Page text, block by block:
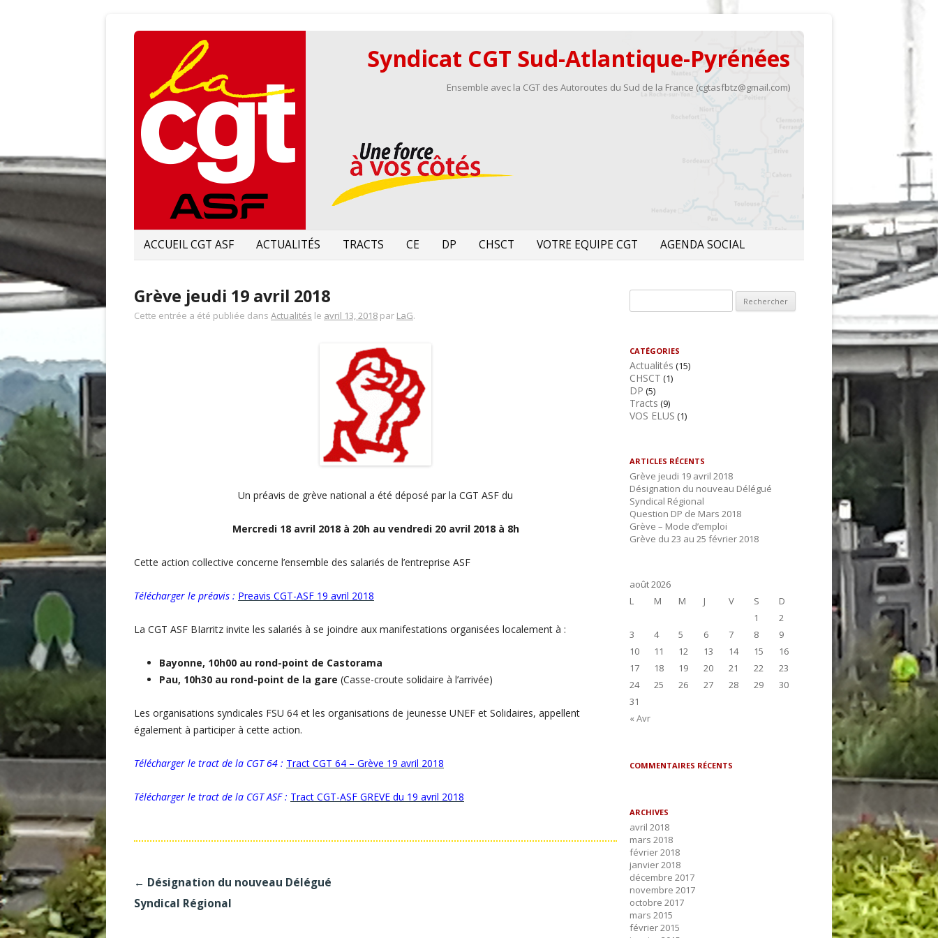
Syndicat CGT Sud-Atlantique-Pyrénées
Ensemble avec la CGT des Autoroutes du Sud de la France (cgtasfbtz@gmail.com)
au
ACCUEIL CGT ASF ACTUALITÉS TRACTS CE DP CHSCT VOTRE EQUIPE CGT AGENDA SOCIAL
Grève jeudi 19 avril 2018
Cette entrée a été publiée dans Actualités le avril 13, 2018 par LaG.
Un préavis de grève national a été déposé par la CGT ASF du
Mercredi 18 avril 2018 à 20h au vendredi 20 avril 2018 à 8h
Cette action collective concerne l’ensemble des salariés de l’entreprise ASF
Télécharger le préavis : Preavis CGT-ASF 19 avril 2018
La CGT ASF BIarritz invite les salariés à se joindre aux manifestations organisées localement à :
Bayonne, 10h00 au rond-point de Castorama
Pau, 10h30 au rond-point de la gare (Casse-croute solidaire à l’arrivée)
Les organisations syndicales FSU 64 et les organisations de jeunesse UNEF et Solidaires, appellent
également à participer à cette action.
Télécharger le tract de la CGT 64 : Tract CGT 64 – Grève 19 avril 2018
Télécharger le tract de la CGT ASF: Tract CGT-ASF GREVE du 19 avril 2018
Navigation
des
← Désignation du nouveau Délégué
Syndical Régional
e
h
e
r
c
h
:
CATÉGORIES
Actualités (15)
CHSCT (1)
DP (5)
Tracts (9)
VOS ELUS (1)
ARTICLES RÉCENTS
Grève jeudi 19 avril 2018
Désignation du nouveau Délégué
Syndical Régional
Question DP de Mars 2018
Grève – Mode d’emploi
Grève du 23 au 25 février 2018
août 2026
L
M M J V S D
« Avr
1
2
3
4 5 6 7 8
9
10
11 12 13 14 15
16
17
18 19 20 21 22
23
24
25 26 27 28 29
30
31
COMMENTAIRES RÉCENTS
ARCHIVES
avril 2018
mars 2018
février 2018
janvier 2018
décembre 2017
novembre 2017
octobre 2017
mars 2015
février 2015